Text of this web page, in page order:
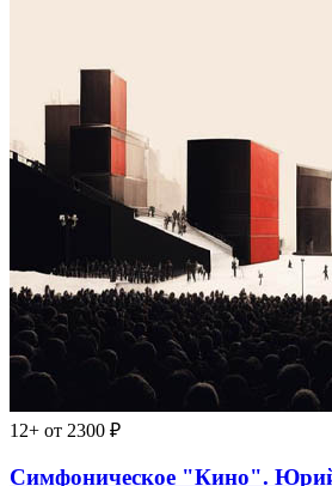
12+ от 2300 ₽
Симфоническое "Кино".